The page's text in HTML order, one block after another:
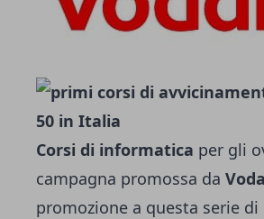
Corsi di informatica per gli
campagna promossa da
promozione a questa serie